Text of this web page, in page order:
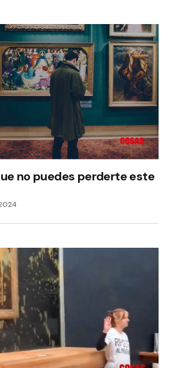
no puedes perderte este